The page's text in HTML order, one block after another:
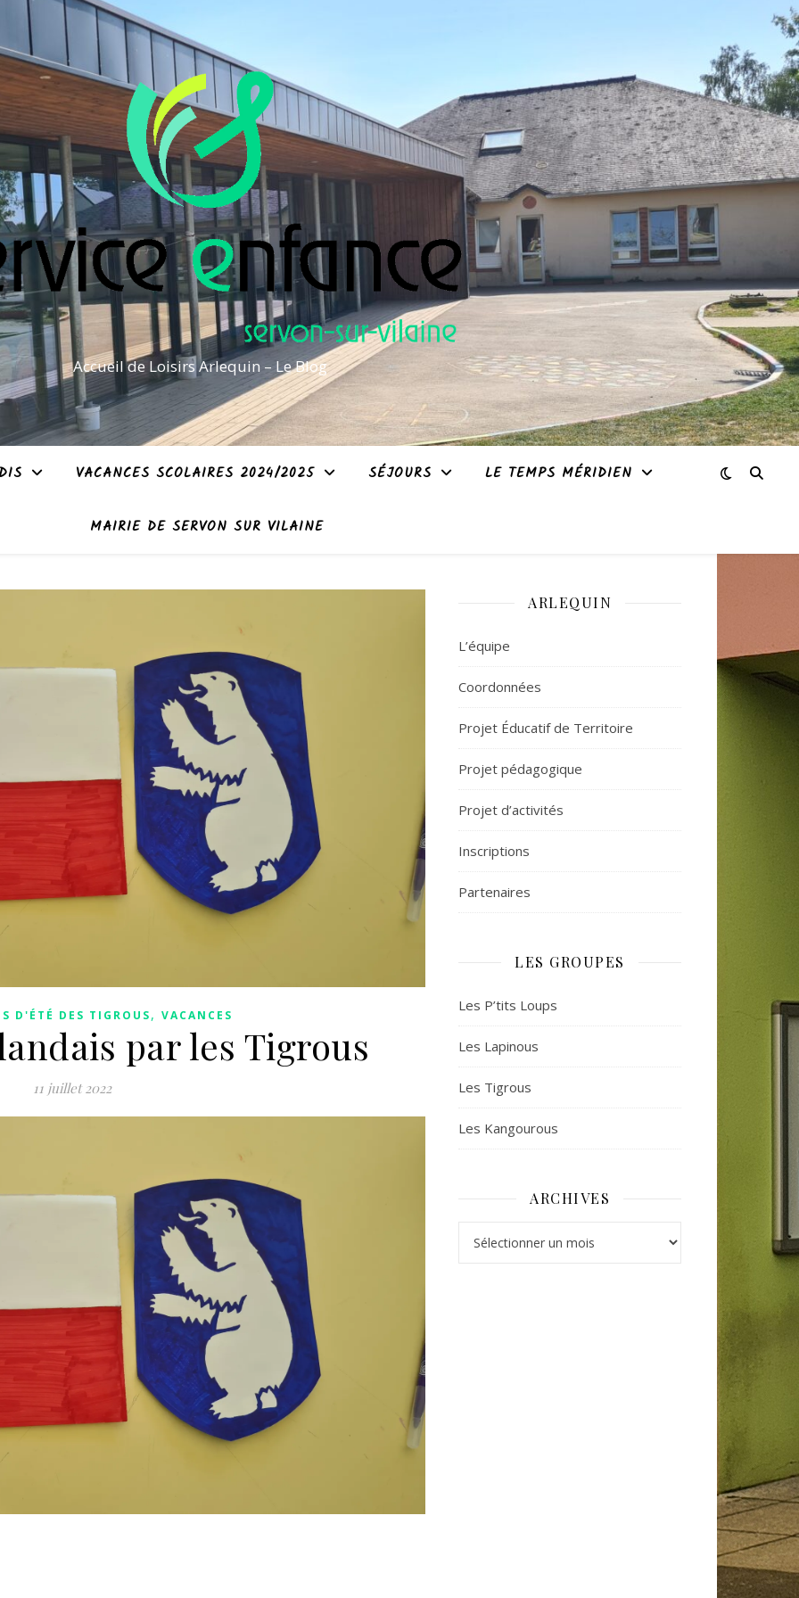
Accueil de Loisirs Arlequin – Le Blog
VACANCES SCOLAIRES 2024/2025 SÉJOURS LE TEMPS MÉRIDIEN
MAIRIE DE SERVON SUR VILAINE
D'ÉTÉ DES TIGROUS, VACANCES
par les Tigrous
11 juillet 2022
ARLEQUIN
L’équipe
Coordonnées
Projet Éducatif de Territoire
Projet pédagogique
Projet d’activités
Inscriptions
Partenaires
LES GROUPES
Les P’tits Loups
Les Lapinous
Les Tigrous
Les Kangourous
ARCHIVES